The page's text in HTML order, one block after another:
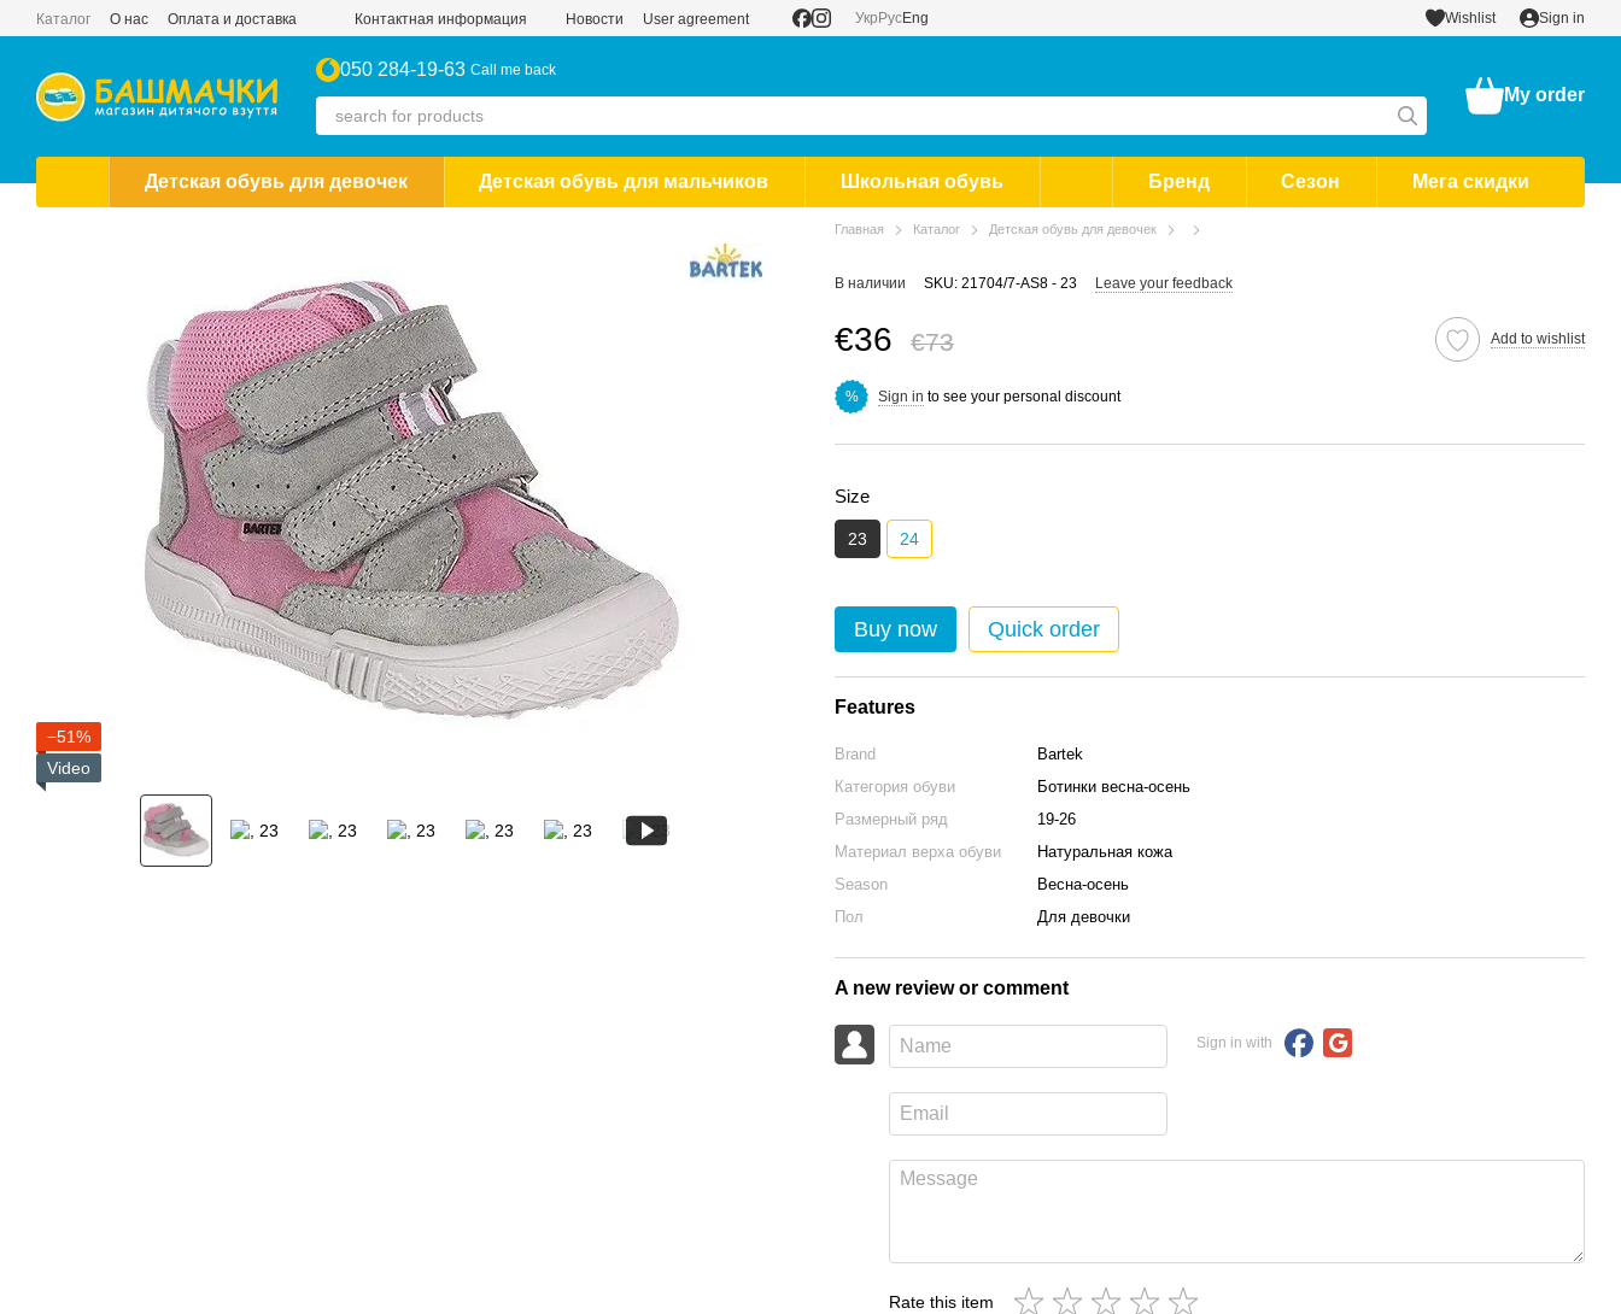
Skip to main content
Каталог О нас Оплата и доставка Контактная информация Новости User agreement Укр РусEng Wishlist Sign in
050 284-19-63 Call me back
My order
Детская обувь для девочек Детская обувь для мальчиков Школьная обувь Бренд Сезон Мега скидки
−51%
Video
Главная Каталог Детская обувь для девочек
В наличии SKU: 21704/7-AS8 - 23 Leave your feedback
€36 €73 Add to wishlist
% Sign in to see your personal discount
Size
23 24
Buy now Quick order
Features
Brand
Bartek
Категория обуви
Ботинки весна-осень
Размерный ряд
19-26
Материал верха обуви
Натуральная кожа
Season
Весна-осень
Пол
Для девочки
A new review or comment
Sign in with
Rate this item